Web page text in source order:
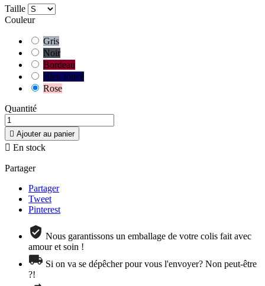
Taille
Couleur
Gris
Noir
Bordeau
Bleu foncé
Rose
Quantité
 Ajouter au panier
 En stock
Partager
Partager
Tweet
Pinterest
Nous garantissons un emballage de votre colis fait avec
amour et soin !
Si on va se dépêcher pour vous l'envoyer? Non peut-être
?!